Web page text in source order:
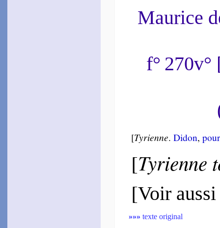
Maurice
f°
[Tyrienne.Di­don,
[Tyrienne
[Voir aussi
»»» texte original